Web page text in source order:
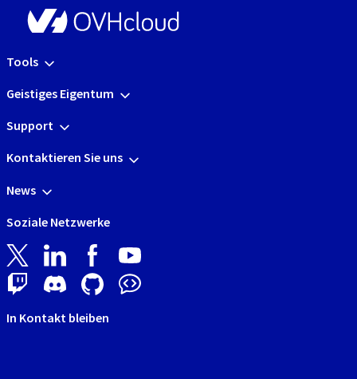
Tools
Geistiges Eigentum
Support
Kontaktieren Sie uns
News
Soziale Netzwerke
In Kontakt bleiben